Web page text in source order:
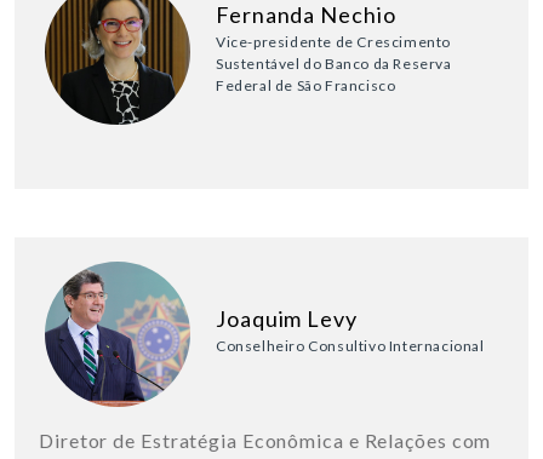
Fernanda Nechio
Vice-presidente de Crescimento
Sustentável do Banco da Reserva
Federal de São Francisco
Joaquim Levy
Conselheiro Consultivo Internacional
Diretor de Estratégia Econômica e Relações com